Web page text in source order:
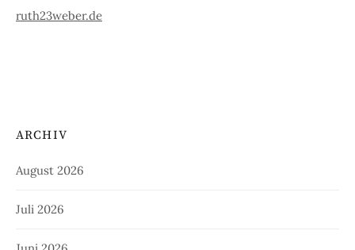
ruth23weber.de
ARCHIV
August 2026
Juli 2026